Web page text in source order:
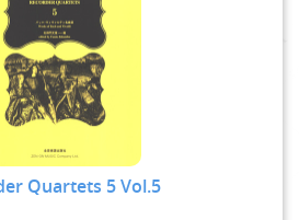
Quartets 5 Vol.5